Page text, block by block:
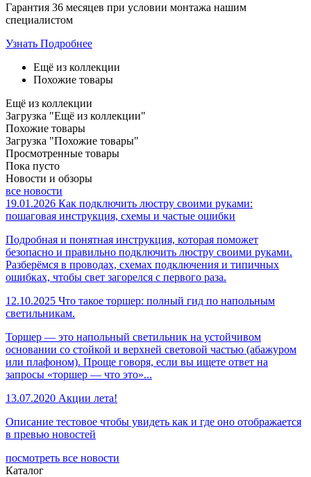
Гарантия 36 месяцев при условии монтажа нашим
специалистом
Узнать Подробнее
Ещё из коллекции
Похожие товары
Ещё из коллекции
Загрузка "Ещё из коллекции"
Похожие товары
Загрузка "Похожие товары"
Просмотренные товары
Пока пусто
Новости и обзоры
все новости
19.01.2026 Как подключить люстру своими руками:
пошаговая инструкция, схемы и частые ошибки
Подробная и понятная инструкция, которая поможет
безопасно и правильно подключить люстру своими руками.
Разберёмся в проводах, схемах подключения и типичных
ошибках, чтобы свет загорелся с первого раза.
12.10.2025 Что такое торшер: полный гид по напольным
светильникам.
Торшер — это напольный светильник на устойчивом
основании со стойкой и верхней световой частью (абажуром
или плафоном). Проще говоря, если вы ищете ответ на
запросы «торшер — что это»...
13.07.2020 Акции лета!
Описание тестовое чтобы увидеть как и где оно отображается
в превью новостей
посмотреть все новости
Каталог